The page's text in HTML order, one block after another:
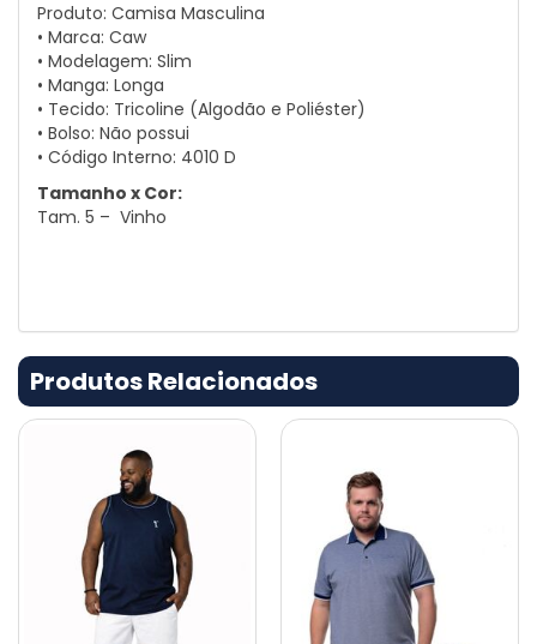
Produto: Camisa Masculina
• Marca: Caw
• Modelagem: Slim
• Manga: Longa
• Tecido: Tricoline (Algodão e Poliéster)
• Bolso: Não possui
• Código Interno: 4010 D
Tamanho x Cor:
Tam. 5 – Vinho
Produtos Relacionados